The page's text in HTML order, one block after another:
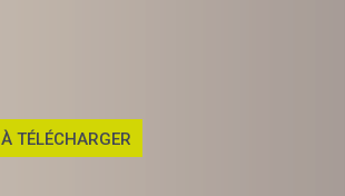
À TÉLÉCHARGER